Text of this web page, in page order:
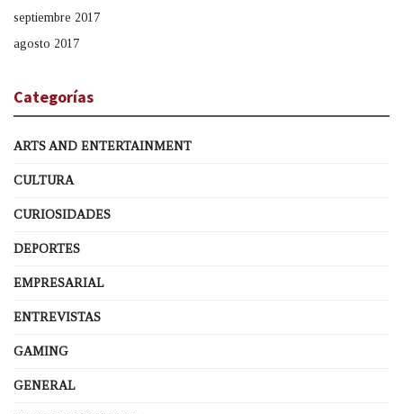
septiembre 2017
agosto 2017
Categorías
ARTS AND ENTERTAINMENT
CULTURA
CURIOSIDADES
DEPORTES
EMPRESARIAL
ENTREVISTAS
GAMING
GENERAL